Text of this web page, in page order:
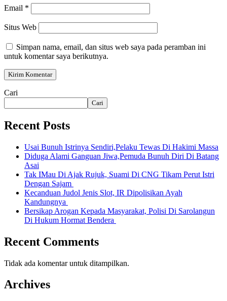
Email *
Situs Web
Simpan nama, email, dan situs web saya pada peramban ini
untuk komentar saya berikutnya.
Cari
Cari
Recent Posts
Usai Bunuh Istrinya Sendiri,Pelaku Tewas Di Hakimi Massa
Diduga Alami Ganguan Jiwa,Pemuda Bunuh Diri Di Batang
Asai
Tak IMau Di Ajak Rujuk, Suami Di CNG Tikam Perut Istri
Dengan Sajam
Kecanduan Judol Jenis Slot, IR Dipolisikan Ayah
Kandungnya
Bersikap Arogan Kepada Masyarakat, Polisi Di Sarolangun
Di Hukum Hormat Bendera
Recent Comments
Tidak ada komentar untuk ditampilkan.
Archives